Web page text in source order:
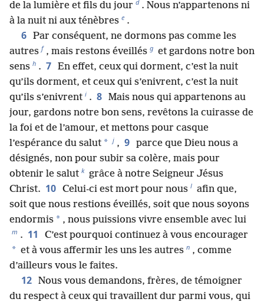
de la lumière et fils du jour d . Nous n’appartenons ni
à la nuit ni aux ténèbres e .
6 Par conséquent, ne dormons pas comme les
autres f , mais restons éveillés g et gardons notre bon
sens h . 7 En effet, ceux qui dorment, c’est la nuit
qu’ils dorment, et ceux qui s’enivrent, c’est la nuit
qu’ils s’enivrent i . 8 Mais nous qui appartenons au
jour, gardons notre bon sens, revêtons la cuirasse de
la foi et de l’amour, et mettons pour casque
l’espérance du salut * j , 9 parce que Dieu nous a
désignés, non pour subir sa colère, mais pour
obtenir le salut k grâce à notre Seigneur Jésus
Christ. 10 Celui-ci est mort pour nous l afin que,
soit que nous restions éveillés, soit que nous soyons
endormis * , nous puissions vivre ensemble avec lui
m . 11 C’est pourquoi continuez à vous encourager
* et à vous affermir les uns les autres n , comme
d’ailleurs vous le faites.
12 Nous vous demandons, frères, de témoigner
du respect à ceux qui travaillent dur parmi vous, qui